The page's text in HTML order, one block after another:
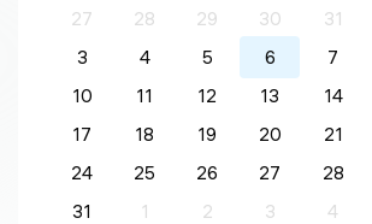
27
28 29 30 31
3
4 5 6 7
10
11 12 13 14
17
18 19 20 21
24
25 26 27 28
31
1 2 3 4